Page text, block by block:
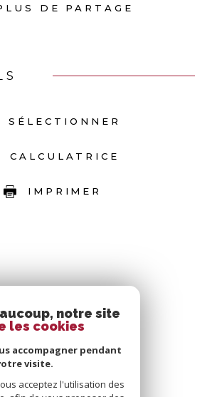
DE PARTAGE
SÉLECTIONNER
CALCULATRICE
IMPRIMER
notre site
les cookies
accompagner pendant
visite.
acceptez l'utilisation des